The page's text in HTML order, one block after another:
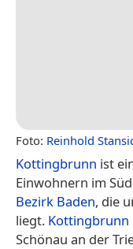
Foto: Reinhold
Kottingbrunn ist
Einwohnern im
Bezirk Baden, die
liegt. Kottingbrunn
Schönau an der